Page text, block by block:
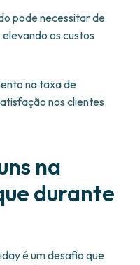
pode necessitar de
os custos
na taxa de
nos clientes.
na
durante
é um desafio que